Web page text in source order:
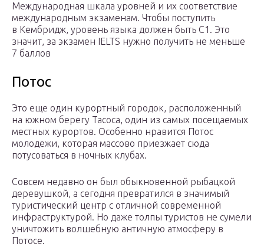
Международная шкала уровней и их соответствие
международным экзаменам. Чтобы поступить
в Кембридж, уровень языка должен быть C1. Это
значит, за экзамен IELTS нужно получить не меньше
7 баллов
Потос
Это еще один курортный городок, расположенный
на южном берегу Тасоса, один из самых посещаемых
местных курортов. Особенно нравится Потос
молодежи, которая массово приезжает сюда
потусоваться в ночных клубах.
Совсем недавно он был обыкновенной рыбацкой
деревушкой, а сегодня превратился в значимый
туристический центр с отличной современной
инфраструктурой. Но даже толпы туристов не сумели
уничтожить волшебную античную атмосферу в
Потосе.